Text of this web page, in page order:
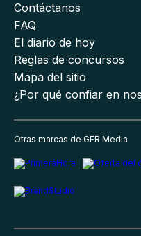
Contáctanos
FAQ
El diario de hoy
Reglas de concursos
Mapa del sitio
¿Por qué confiar en
Otras marcas de GFR Media